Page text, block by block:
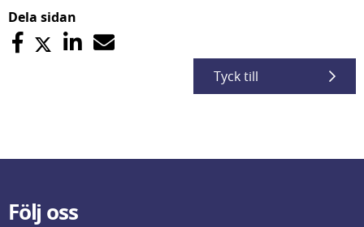
Dela sidan
Tyck till
Följ oss